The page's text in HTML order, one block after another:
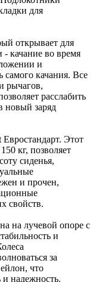
для
открывает для
- качание во время
и
самого качания. Все
рычагов,
расслабить
новый заряд
Этот
кг, позволяет
сиденья,
и прочен,
свойств.
на лучевой опоре с
и
за
что
и надежность.